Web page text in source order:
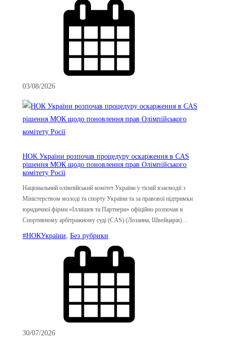
03/08/2026
НОК України розпочав процедуру оскарження в CAS
рішення МОК щодо поновлення прав Олімпійського
комітету Росії
Національний олімпійський комітет України у тісній взаємодії з
Міністерством молоді та спорту України та за правової підтримки
юридичної фірми «Ілляшев та Партнери» офіційно розпочав в
Спортивному арбітражному суді (CAS) (Лозанна, Швейцарія)…
#НОКУкраїни Без рубрики
30/07/2026